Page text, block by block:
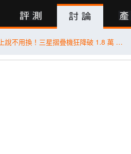
登入 行動版 嘴上說不用換！三星摺疊機狂降破 1.8 萬 再推千元有找孝親神器